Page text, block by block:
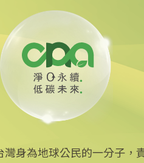
受挫
身為地球公民的一分子，